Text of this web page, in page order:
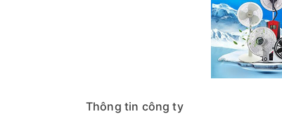
Thông tin công ty